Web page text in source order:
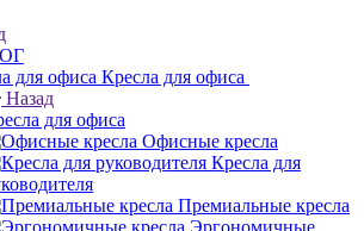
Кресла для офиса
Назад
для офиса
Офисные кресла
Кресла для
Премиальные кресла
Эргономичные